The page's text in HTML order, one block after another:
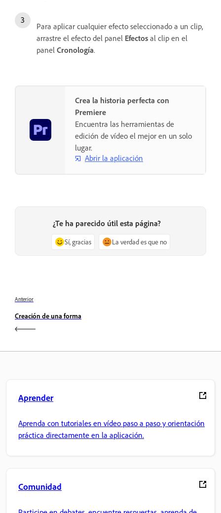
Para aplicar cualquier efecto seleccionado a un clip,
arrastre el efecto del panel Efectos al clip en el
panel Cronología.
Crea la historia perfecta con
Premiere
Encuentra las herramientas de
edición de vídeo el mejor en un solo
lugar.
Abrir la aplicación
¿Te ha parecido útil esta página?
Sí, gracias La verdad es que no
Anterior
Creación de una forma
Aprender
Aprenda con tutoriales en vídeo paso a paso y orientación
práctica directamente en la aplicación.
Comunidad